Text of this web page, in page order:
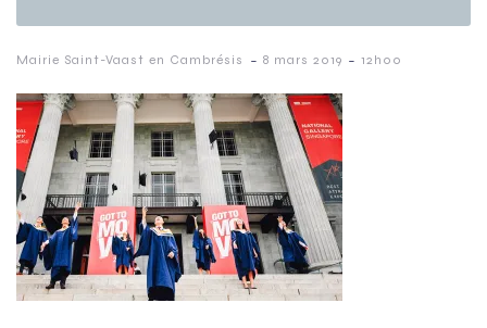
Mairie Saint-Vaast en Cambrésis - 8 mars 2019 - 12h00